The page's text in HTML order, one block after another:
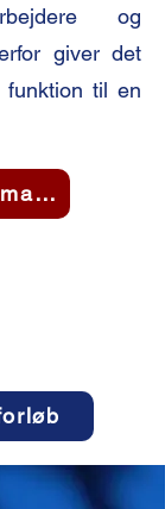
og
giver det
funktion til en
SocialPlaymaker